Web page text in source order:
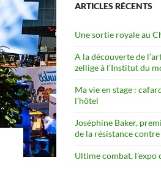
ARTICLES RÉCENTS
Une sortie royale au
A la découverte de
zellige à l’Institut du
Ma vie en stage :
l’hôtel
Joséphine Baker,
de la résistance
Ultime combat, l’expo